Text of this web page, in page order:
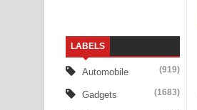
Katakara Song
Tharu Yaye
Ow Man Sosa
LABELS
Automobile (919)
Gadgets (1683)